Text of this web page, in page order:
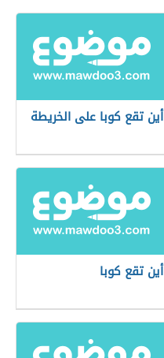
أين تقع كوبا على الخريطة
أين تقع كوبا